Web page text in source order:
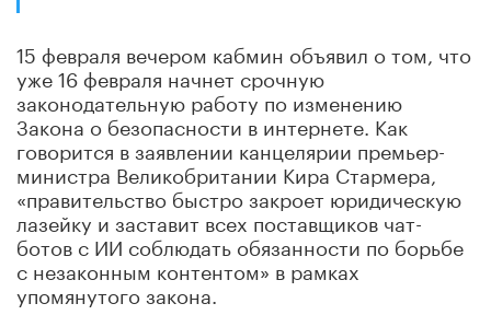
15 февраля вечером кабмин объявил о том, что
уже 16 февраля начнет срочную
законодательную работу по изменению
Закона о безопасности в интернете. Как
говорится в заявлении канцелярии премьер-
министра Великобритании Кира Стармера,
«правительство быстро закроет юридическую
лазейку и заставит всех поставщиков чат-
ботов с ИИ соблюдать обязанности по борьбе
с незаконным контентом» в рамках
упомянутого закона.